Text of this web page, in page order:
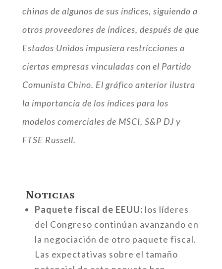
chinas de algunos de sus índices, siguiendo a
otros proveedores de índices, después de que
Estados Unidos impusiera restricciones a
ciertas empresas vinculadas con el Partido
Comunista Chino. El gráfico anterior ilustra
la importancia de los índices para los
modelos comerciales de MSCI, S&P DJ y
FTSE Russell.
Noticias
Paquete fiscal de EEUU: los líderes
del Congreso continúan avanzando en
la negociación de otro paquete fiscal.
Las expectativas sobre el tamaño